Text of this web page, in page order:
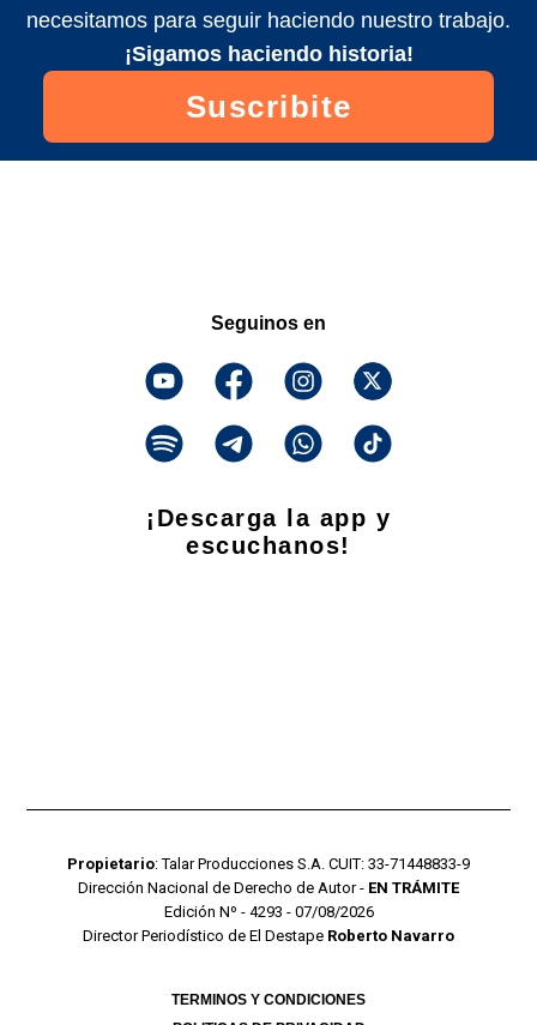
necesitamos para seguir haciendo nuestro trabajo.
¡Sigamos haciendo historia!
Suscribite
Seguinos en
¡Descarga la app y
escuchanos!
Propietario: Talar Producciones S.A. CUIT: 33-71448833-9
Dirección Nacional de Derecho de Autor - EN TRÁMITE
Edición Nº - 4293 - 07/08/2026
Director Periodístico de El Destape Roberto Navarro
TERMINOS Y CONDICIONES